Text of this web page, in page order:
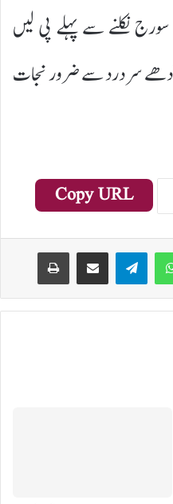
نکلنے سے پہلے پی لیں
آدھے سر درد سے ضرور نجات
Copy URL
WhatsApp
Telegram